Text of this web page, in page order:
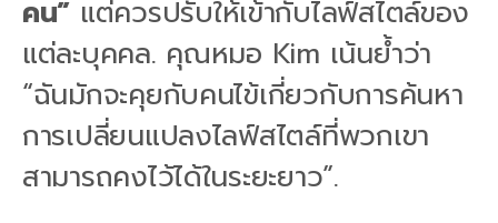
คน” แต่ควรปรับให้เข้ากับไลฟ์สไตล์ของ
แต่ละบุคคล. คุณหมอ Kim เน้นย้ำว่า
“ฉันมักจะคุยกับคนไข้เกี่ยวกับการค้นหา
การเปลี่ยนแปลงไลฟ์สไตล์ที่พวกเขา
สามารถคงไว้ได้ในระยะยาว”.